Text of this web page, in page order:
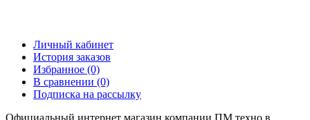
Личный кабинет
История заказов
Избранное (0)
В сравнении (0)
Подписка на рассылку
Официальный интернет магазин компании ПМ техно в